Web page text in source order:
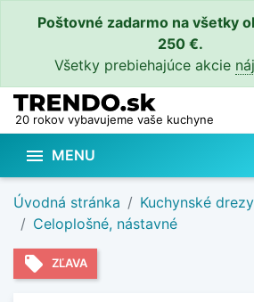
Poštovné zadarmo na všetky
250 €.
Všetky prebiehajúce akcie
20 rokov vybavujeme vaše kuchyne
 MENU
Úvodná stránka Kuchynské drezy
Celoplošné, nástavné
local_offer ZĽAVA